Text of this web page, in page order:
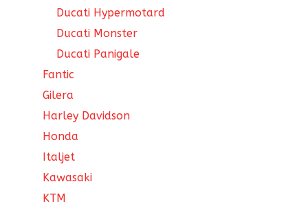
Ducati Hypermotard
Ducati Monster
Ducati Panigale
Fantic
Gilera
Harley Davidson
Honda
Italjet
Kawasaki
KTM